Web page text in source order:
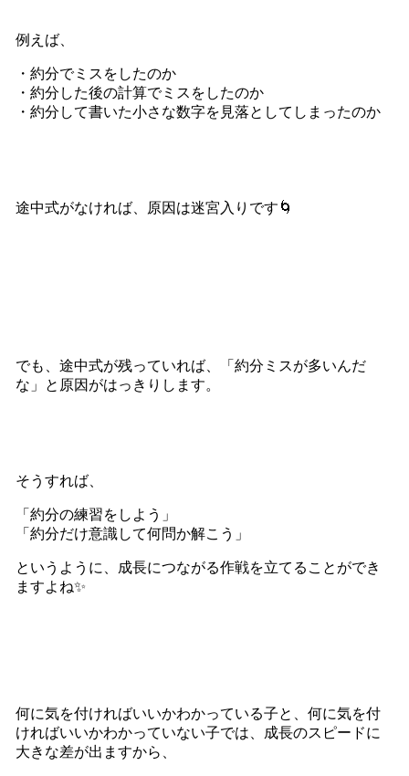
例えば、
・約分でミスをしたのか
・約分した後の計算でミスをしたのか
・約分して書いた小さな数字を見落としてしまったのか
途中式がなければ、原因は迷宮入りです🌀
でも、途中式が残っていれば、「約分ミスが多いんだ
な」と原因がはっきりします。
そうすれば、
「約分の練習をしよう」
「約分だけ意識して何問か解こう」
というように、成長につながる作戦を立てることができ
ますよね✨
何に気を付ければいいかわかっている子と、何に気を付
ければいいかわかっていない子では、成長のスピードに
大きな差が出ますから、